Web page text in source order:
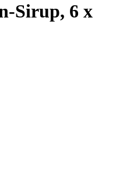
Sirup, 6 x